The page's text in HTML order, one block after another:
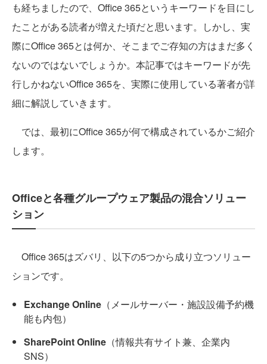
も経ちましたので、Office 365というキーワードを目にし
たことがある読者が増えた頃だと思います。しかし、実
際にOffice 365とは何か、そこまでご存知の方はまだ多く
ないのではないでしょうか。本記事ではキーワードが先
行しかねないOffice 365を、実際に使用している著者が詳
細に解説していきます。
では、最初にOffice 365が何で構成されているかご紹介
します。
Officeと各種グループウェア製品の混合ソリュー
ション
Office 365はズバリ、以下の5つから成り立つソリュー
ションです。
Exchange Online （メールサーバー・施設設備予約機
能も内包）
SharePoint Online （情報共有サイト兼、企業内
SNS）